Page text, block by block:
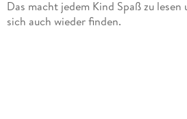
Das macht jedem Kind Spaß zu
sich auch wieder finden.